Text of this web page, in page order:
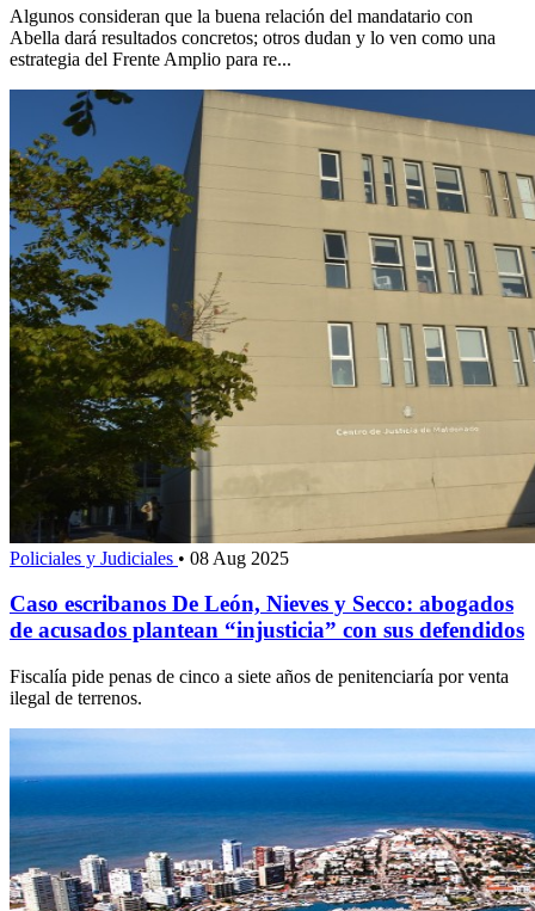
Algunos consideran que la buena relación del mandatario con
Abella dará resultados concretos; otros dudan y lo ven como una
estrategia del Frente Amplio para re...
Policiales y Judiciales • 08 Aug 2025
Caso escribanos De León, Nieves y Secco: abogados
de acusados plantean “injusticia” con sus defendidos
Fiscalía pide penas de cinco a siete años de penitenciaría por venta
ilegal de terrenos.